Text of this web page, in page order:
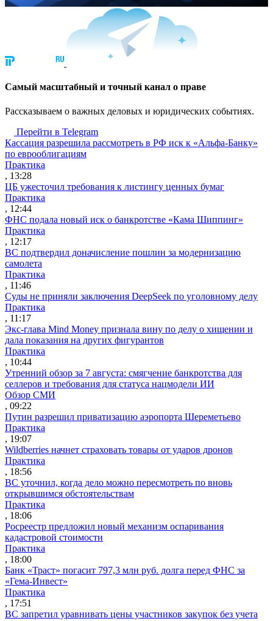
Cамый масштабный и точный канал о праве
Рассказываем о важных деловых и юридических событиях.
Перейти в Telegram
Кассация разрешила рассмотреть в РФ иск к «Альфа-Банку»
по еврооблигациям
Практика
, 13:28
ЦБ ужесточил требования к листингу ценных бумаг
Практика
, 12:44
ФНС подала новый иск о банкротстве «Кама Шиппинг»
Практика
, 12:17
ВС подтвердил доначисление пошлин за модернизацию
самолета
Практика
, 11:46
Суды не приняли заключения DeepSeek по уголовному делу
Практика
, 11:17
Экс-глава Mind Money признала вину по делу о хищении и
дала показания на других фигурантов
Практика
, 10:44
Утренний обзор за 7 августа: смягчение банкротства для
селлеров и требования для статуса нацмодели ИИ
Обзор СМИ
, 09:22
Путин разрешил приватизацию аэропорта Шереметьево
Практика
, 19:07
Wildberries начнет страховать товары от ударов дронов
Практика
, 18:56
ВС уточнил, когда дело можно пересмотреть по вновь
открывшимся обстоятельствам
Практика
, 18:06
Росреестр предложил новый механизм оспаривания
кадастровой стоимости
Практика
, 18:00
Банк «Траст» погасит 797,3 млн руб. долга перед ФНС за
«Гема-Инвест»
Практика
, 17:51
ВС запретил уравнивать цены участников закупок без учета